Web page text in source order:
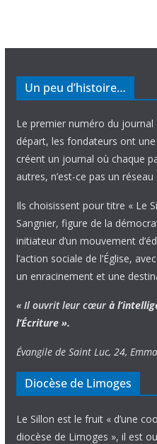
Un peu d’histoire…
Le premier numéro du journal
départ, les fondateurs ont
créent un journal où chaque
autres, n’est-ce pas un réseau
Ils choisissent pour titre « Le
Sangnier, figure de la
initiateur d’un mouvement
l’action sociale de l’Église,
un enracinement et une
« Il ouvrit leur cœur à
l’Écriture ».
Évangile de Saint Luc, 24,
Diocèse de Limoges
Le Sillon est le fruit « d’une
diocèse de Limoges », il est